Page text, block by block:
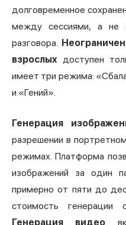
долговременное
между сессиями, а не
разговора.
взрослых доступен
имеет три режима:
и «Гений».
Генерация
разрешении в
режимах. Платформа
изображений за один
примерно от пяти до
стоимость генерации
Генерация видео